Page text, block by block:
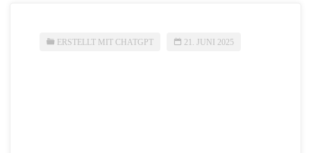
ERSTELLT MIT CHATGPT 21. JUNI 2025